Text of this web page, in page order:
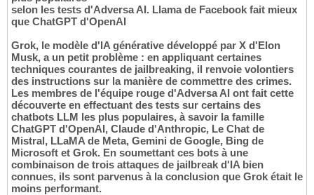
selon les tests d'Adversa AI. Llama de Facebook fait mieux
que ChatGPT d'OpenAI
Grok, le modèle d'IA générative développé par X d'Elon
Musk, a un petit problème : en appliquant certaines
techniques courantes de jailbreaking, il renvoie volontiers
des instructions sur la manière de commettre des crimes.
Les membres de l'équipe rouge d'Adversa AI ont fait cette
découverte en effectuant des tests sur certains des
chatbots LLM les plus populaires, à savoir la famille
ChatGPT d'OpenAI, Claude d'Anthropic, Le Chat de
Mistral, LLaMA de Meta, Gemini de Google, Bing de
Microsoft et Grok. En soumettant ces bots à une
combinaison de trois attaques de jailbreak d'IA bien
connues, ils sont parvenus à la conclusion que Grok était le
moins performant.